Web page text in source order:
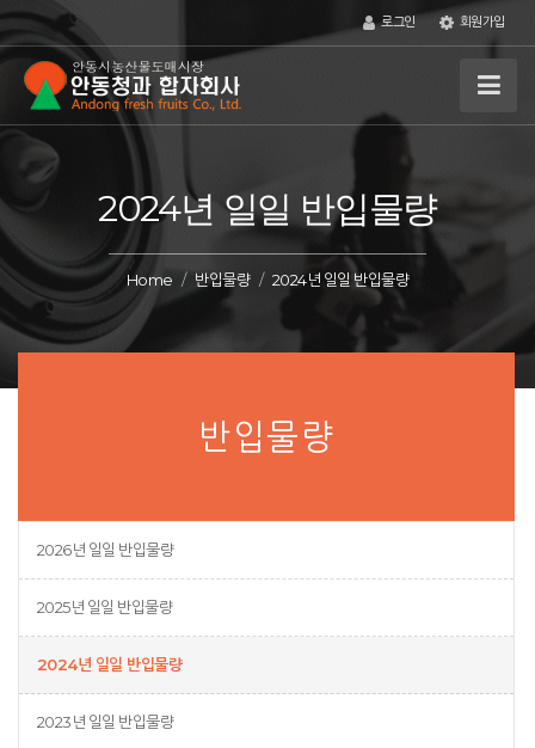
로그인 회원가입
2024년 일일 반입물량
Home 반입물량 2024년 일일 반입물량
반입물량
2026년 일일 반입물량
2025년 일일 반입물량
2024년 일일 반입물량
2023년 일일 반입물량